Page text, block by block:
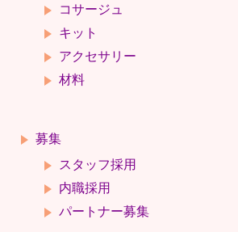
コサージュ
キット
アクセサリー
材料
募集
スタッフ採用
内職採用
パートナー募集